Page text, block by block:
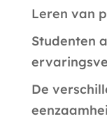
Leren van
Studenten
De